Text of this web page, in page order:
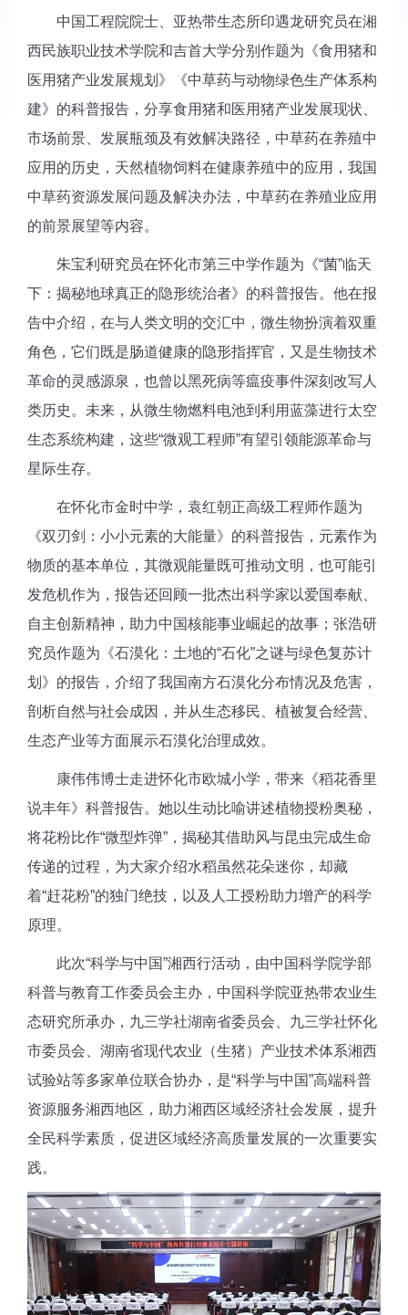
中国工程院院士、亚热带生态所印遇龙研究员在湘
西民族职业技术学院和吉首大学分别作题为《食用猪和
医用猪产业发展规划》《中草药与动物绿色生产体系构
建》的科普报告，分享食用猪和医用猪产业发展现状、
市场前景、发展瓶颈及有效解决路径，中草药在养殖中
应用的历史，天然植物饲料在健康养殖中的应用，我国
中草药资源发展问题及解决办法，中草药在养殖业应用
的前景展望等内容。
朱宝利研究员在怀化市第三中学作题为《“菌”临天
下：揭秘地球真正的隐形统治者》的科普报告。他在报
告中介绍，在与人类文明的交汇中，微生物扮演着双重
角色，它们既是肠道健康的隐形指挥官，又是生物技术
革命的灵感源泉，也曾以黑死病等瘟疫事件深刻改写人
类历史。未来，从微生物燃料电池到利用蓝藻进行太空
生态系统构建，这些“微观工程师”有望引领能源革命与
星际生存。
在怀化市金时中学，袁红朝正高级工程师作题为
《双刃剑：小小元素的大能量》的科普报告，元素作为
物质的基本单位，其微观能量既可推动文明，也可能引
发危机作为，报告还回顾一批杰出科学家以爱国奉献、
自主创新精神，助力中国核能事业崛起的故事；张浩研
究员作题为《石漠化：土地的“石化”之谜与绿色复苏计
划》的报告，介绍了我国南方石漠化分布情况及危害，
剖析自然与社会成因，并从生态移民、植被复合经营、
生态产业等方面展示石漠化治理成效。
康伟伟博士走进怀化市欧城小学，带来《稻花香里
说丰年》科普报告。她以生动比喻讲述植物授粉奥秘，
将花粉比作“微型炸弹”，揭秘其借助风与昆虫完成生命
传递的过程，为大家介绍水稻虽然花朵迷你，却藏
着“赶花粉”的独门绝技，以及人工授粉助力增产的科学
原理。
此次“科学与中国”湘西行活动，由中国科学院学部
科普与教育工作委员会主办，中国科学院亚热带农业生
态研究所承办，九三学社湖南省委员会、九三学社怀化
市委员会、湖南省现代农业（生猪）产业技术体系湘西
试验站等多家单位联合协办，是“科学与中国”高端科普
资源服务湘西地区，助力湘西区域经济社会发展，提升
全民科学素质，促进区域经济高质量发展的一次重要实
践。